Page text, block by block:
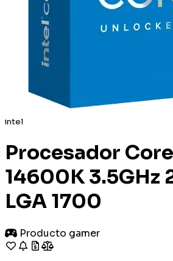
intel
Procesador
14600K 3.5GHz
LGA 1700
Producto gamer